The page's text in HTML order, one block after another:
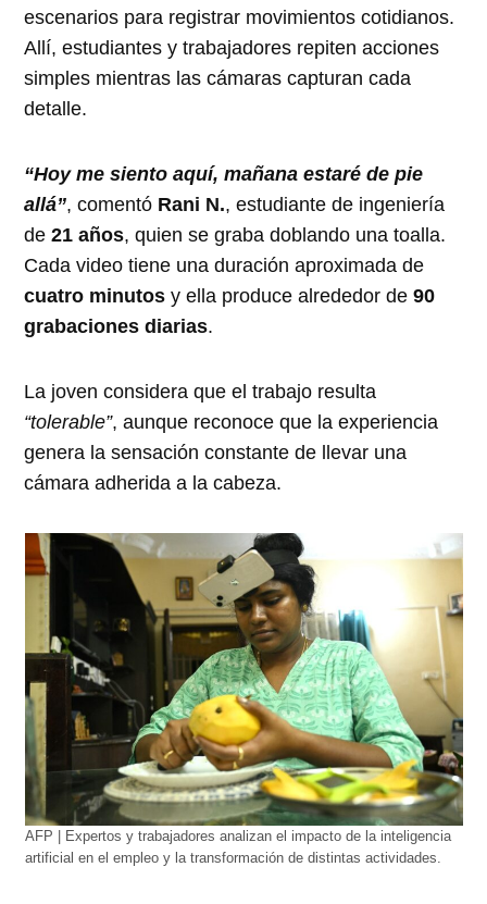
escenarios para registrar movimientos cotidianos.
Allí, estudiantes y trabajadores repiten acciones
simples mientras las cámaras capturan cada
detalle.
“Hoy me siento aquí, mañana estaré de pie
allá”, comentó Rani N., estudiante de ingeniería
de21 años, quien se graba doblando una toalla.
Cada video tiene una duración aproximada de
cuatro minutos y ella produce alrededor de90
grabaciones diarias.
La joven considera que el trabajo resulta
“tolerable”, aunque reconoce que la experiencia
genera la sensación constante de llevar una
cámara adherida a la cabeza.
AFP | Expertos y trabajadores analizan el impacto de la inteligencia
artificial en el empleo y la transformación de distintas actividades.